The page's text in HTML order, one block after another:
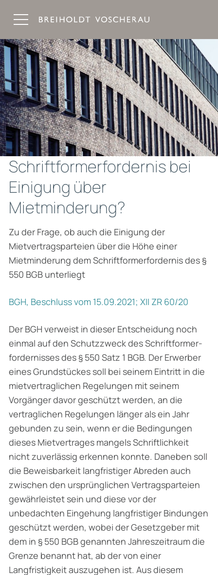
Schriftformerfordernis bei
Einigung über
Mietminderung?
Zu der Frage, ob auch die Einigung der
Mietvertragsparteien über die Höhe einer
Mietminderung dem Schriftformerfordernis des §
550 BGB unterliegt
BGH, Beschluss vom 15.09.2021; XII ZR 60/20
Der BGH verweist in dieser Entscheidung noch
einmal auf den Schutzzweck des Schriftformer­
fordernisses des § 550 Satz 1 BGB. Der Erwerber
eines Grundstückes soll bei seinem Eintritt in die
mietvertraglichen Regelungen mit seinem
Vorgänger davor geschützt werden, an die
vertraglichen Regelungen länger als ein Jahr
gebunden zu sein, wenn er die Bedingungen
dieses Mietvertrages mangels Schriftlichkeit
nicht zuverlässig erkennen konnte. Daneben soll
die Beweisbarkeit langfristiger Abreden auch
zwischen den ursprünglichen Vertragsparteien
gewährleistet sein und diese vor der
unbedachten Eingehung langfristiger Bindungen
geschützt werden, wobei der Gesetzgeber mit
dem in § 550 BGB genannten Jahreszeitraum die
Grenze benannt hat, ab der von einer
Langfristigkeit auszugehen ist. Aus diesem